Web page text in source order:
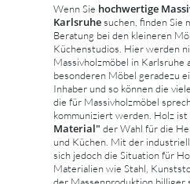
Wenn Sie hochwertige
Karlsruhesuchen, finden Sie
Beratung bei den kleineren
Küchenstudios. Hier werden
Massivholzmöbel in Karlsruhe
besonderen Möbel geradezu
Inhaber und so können die
die für Massivholzmöbel
kommuniziert werden. Holz
Material" der Wahl für die
und Küchen. Mit der
sich jedoch die Situation für
Materialien wie Stahl,